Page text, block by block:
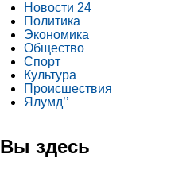
Новости 24
Политика
Экономика
Общество
Спорт
Культура
Происшествия
Ялумд’’
Вы здесь